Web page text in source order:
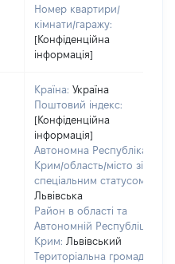
Номер квартири/
кімнати/гаражу:
[Конфіденційна
інформація]
Країна: Україна
Поштовий індекс:
[Конфіденційна
інформація]
Автономна Республіка
Крим/область/місто зі
спеціальним статусом:
Львівська
Район в області та
Автономній Республіці
Крим: Львівський
Територіальна громада: